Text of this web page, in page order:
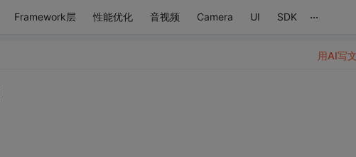
Framework层 性能优化 音视频 Camera UI SDK ...
用AI写